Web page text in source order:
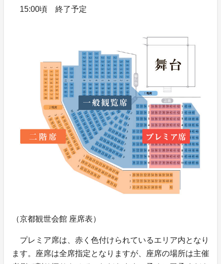
15:00頃 終了予定
（京都観世会館 座席表）
プレミア席は、赤く色付けられているエリア内となり
ます。座席は全席指定となりますが、座席の場所は主催